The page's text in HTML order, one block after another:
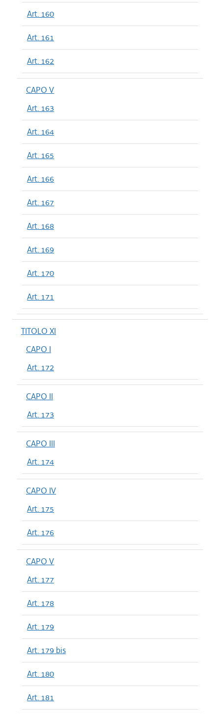
Art. 160
Art. 161
Art. 162
CAPO V
Art. 163
Art. 164
Art. 165
Art. 166
Art. 167
Art. 168
Art. 169
Art. 170
Art. 171
TITOLO XI
CAPO I
Art. 172
CAPO II
Art. 173
CAPO III
Art. 174
CAPO IV
Art. 175
Art. 176
CAPO V
Art. 177
Art. 178
Art. 179
Art. 179 bis
Art. 180
Art. 181